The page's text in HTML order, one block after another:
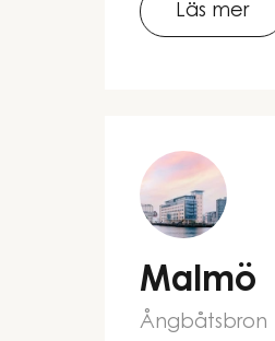
Läs mer
Malmö
Ångbåtsbron 1